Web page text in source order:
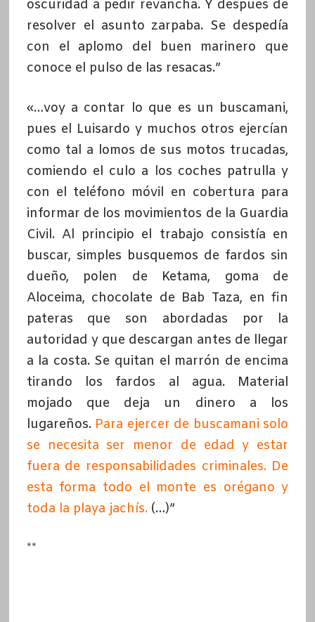
oscuridad a pedir revancha. Y después de
resolver el asunto zarpaba. Se despedía
con el aplomo del buen marinero que
conoce el pulso de las resacas.”
«…voy a contar lo que es un buscamani,
pues el Luisardo y muchos otros ejercían
como tal a lomos de sus motos trucadas,
comiendo el culo a los coches patrulla y
con el teléfono móvil en cobertura para
informar de los movimientos de la Guardia
Civil. Al principio el trabajo consistía en
buscar, simples busquemos de fardos sin
dueño, polen de Ketama, goma de
Aloceima, chocolate de Bab Taza, en fin
pateras que son abordadas por la
autoridad y que descargan antes de llegar
a la costa. Se quitan el marrón de encima
tirando los fardos al agua. Material
mojado que deja un dinero a los
lugareños. Para ejercer de buscamani solo
se necesita ser menor de edad y estar
fuera de responsabilidades criminales. De
esta forma todo el monte es orégano y
toda la playa jachís.(…)”
**